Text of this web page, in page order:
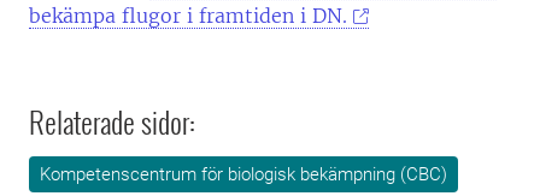
bekämpa flugor i framtiden i DN.
Relaterade sidor:
Kompetenscentrum för biologisk bekämpning (CBC)